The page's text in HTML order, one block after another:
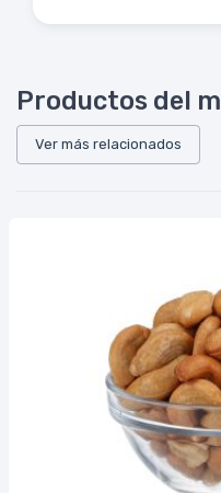
Productos del
Ver más relacionados